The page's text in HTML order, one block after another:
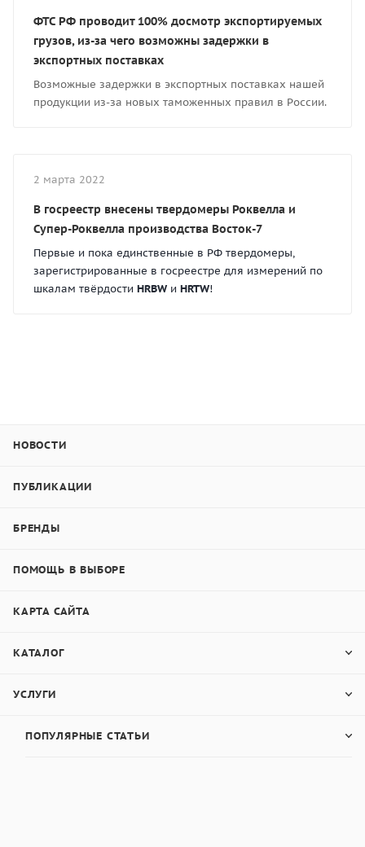
ФТС РФ проводит 100% досмотр экспортируемых
грузов, из-за чего возможны задержки в
экспортных поставках
Возможные задержки в экспортных поставках нашей
продукции из-за новых таможенных правил в России.
2 марта 2022
В госреестр внесены твердомеры Роквелла и
Супер-Роквелла производства Восток-7
Первые и пока единственные в РФ твердомеры,
зарегистрированные в госреестре для измерений по
шкалам твёрдости HRBW и HRTW!
НОВОСТИ
ПУБЛИКАЦИИ
БРЕНДЫ
ПОМОЩЬ В ВЫБОРЕ
КАРТА САЙТА
КАТАЛОГ
УСЛУГИ
ПОПУЛЯРНЫЕ СТАТЬИ